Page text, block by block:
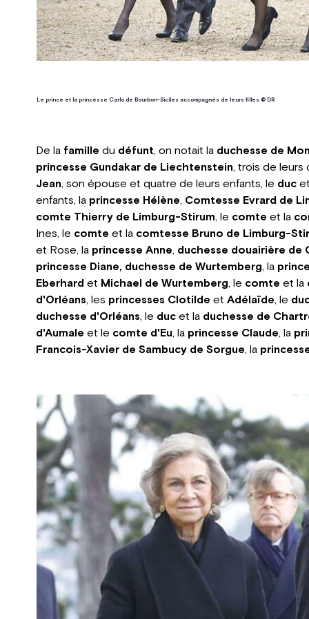
Le prince et la princesse Carlo de Bourbon-Siciles accompagnés de leurs filles © DR
De la famille du défunt, on notait la duchesse de
princesse Gundakar de Liechtenstein, trois de leurs
Jean, son épouse et quatre de leurs enfants, le duc
enfants, la princesse Hélène, Comtesse Evrard de
comte Thierry de Limburg-Stirum, le comte et la
Ines, le comte et la comtesse Bruno de Limburg-
et Rose, la princesse Anne, duchesse douairière de
princesse Diane, duchesse de Wurtemberg, la
Eberhard et Michael de Wurtemberg, le comte et la
d'Orléans, les princesses Clotilde et Adélaïde, le
duchesse d'Orléans, le ducet la duchesse de
d'Aumale et le comte d'Eu, la princesse Claude, la
Francois-Xavier de Sambucy de Sorgue, la